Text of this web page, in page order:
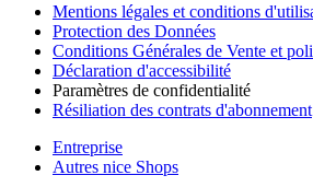
Mentions légales et conditions
Protection des Données
Conditions Générales de Vente et
Déclaration d'accessibilité
Paramètres de confidentialité
Résiliation des contrats d'abonnement
Entreprise
Autres nice Shops